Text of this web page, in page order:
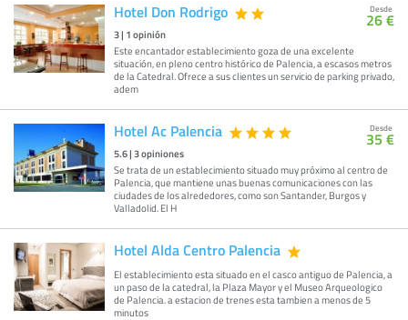
Hotel Don Rodrigo
3| 1opinión
Este encantador establecimiento goza de una excelente
situación, en pleno centro histórico de Palencia, a escasos metros
de la Catedral. Ofrece a sus clientes un servicio de parking privado,
adem
Desde
26 €
Hotel Ac Palencia
5.6|3opiniones
Se trata de un establecimiento situado muy próximo al centro de
Palencia, que mantiene unas buenas comunicaciones con las
ciudades de los alrededores, como son Santander, Burgos y
Valladolid. El H
Desde
35 €
Hotel Alda Centro Palencia
El establecimiento esta situado en el casco antiguo de Palencia, a
un paso de la catedral, la Plaza Mayor y el Museo Arqueologico
de Palencia. a estacion de trenes esta tambien a menos de 5
minutos